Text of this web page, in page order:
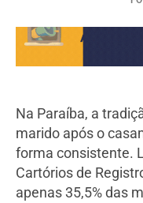
Na Paraíba, a
marido após o
forma consistente.
Cartórios de
apenas 35,5% das